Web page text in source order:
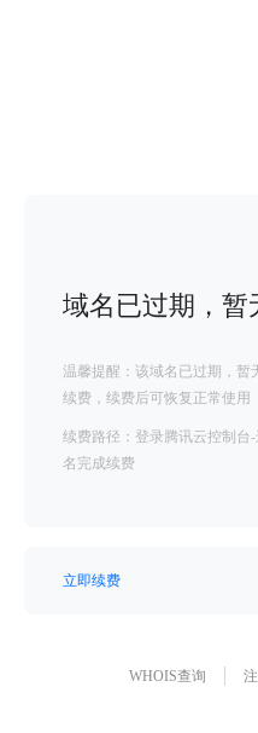
域名已过期，暂
温馨提醒：该域名已过期，暂
续费，续费后可恢复正常使用
续费路径：登录腾讯云控制台
名完成续费
立即续费
WHOIS查询